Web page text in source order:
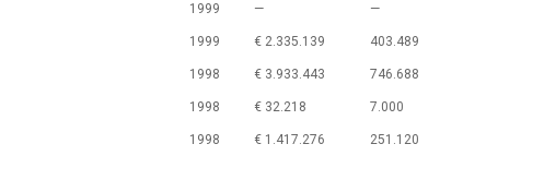
1999 — —
1999 € 2.335.139 403.489
1998 € 3.933.443 746.688
1998 € 32.218 7.000
1998 € 1.417.276 251.120